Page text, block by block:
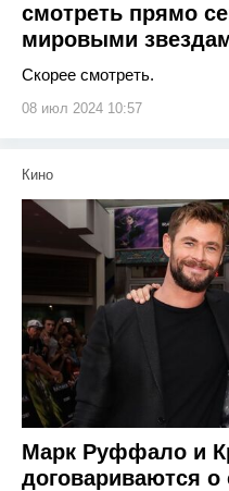
смотреть прямо
мировыми
Скорее смотреть.
08 июл 2024 10:57
Кино
Марк Руффало и
договариваются